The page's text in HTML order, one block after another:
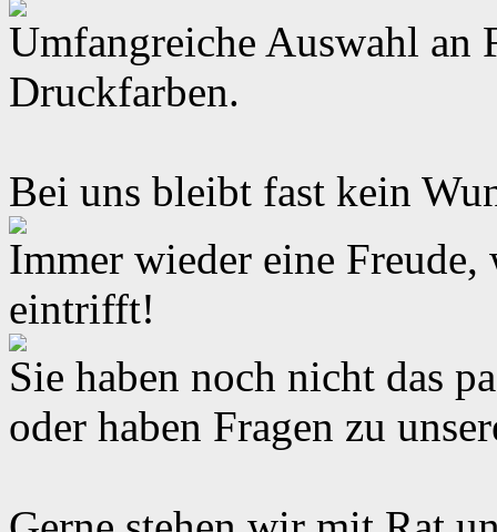
Umfangreiche Auswahl an
Druckfarben.
Bei uns bleibt fast kein
Immer wieder eine
eintrifft!
Sie haben noch nicht das
oder haben Fragen zu